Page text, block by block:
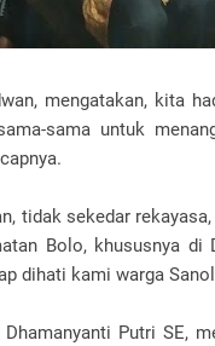
mengatakan, kita
sama untuk
tidak sekedar
Bolo, khususnya di
dihati kami warga
Putri SE,